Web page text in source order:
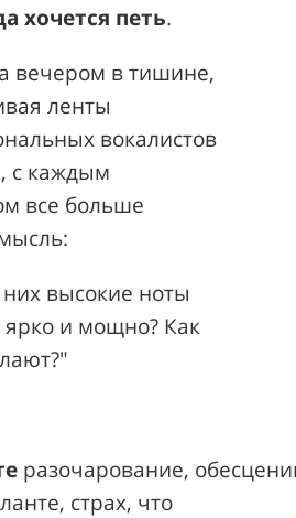
хочется петь.
вечером в тишине,
ленты
вокалистов
с каждым
все больше
высокие ноты
ярко и мощно? Как
разочарование,
страх, что